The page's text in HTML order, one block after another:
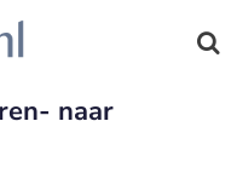
naar